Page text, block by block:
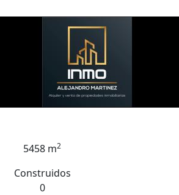
5458 m2
Construidos
0